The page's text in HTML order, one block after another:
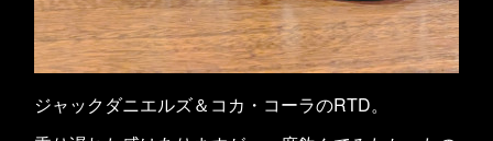
ジャックダニエルズ＆コカ・コーラのRTD。